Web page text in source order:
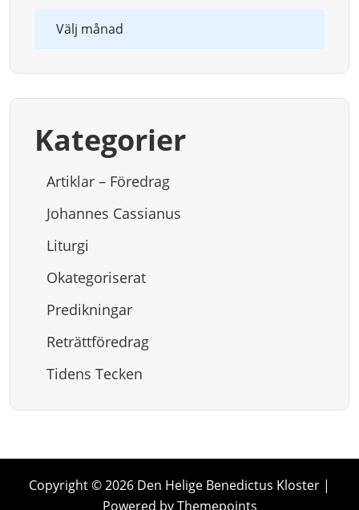
Kategorier
Artiklar – Föredrag
Johannes Cassianus
Liturgi
Okategoriserat
Predikningar
Reträttföredrag
Tidens Tecken
Copyright © 2026 Den Helige Benedictus Kloster |
Powered by Themepoints